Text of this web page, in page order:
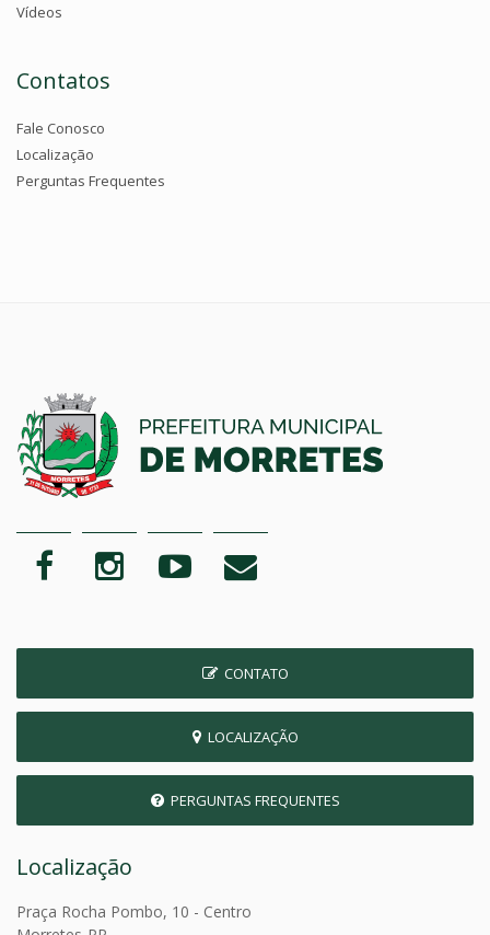
Vídeos
Contatos
Fale Conosco
Localização
Perguntas Frequentes
CONTATO
LOCALIZAÇÃO
PERGUNTAS FREQUENTES
Localização
Praça Rocha Pombo, 10 - Centro